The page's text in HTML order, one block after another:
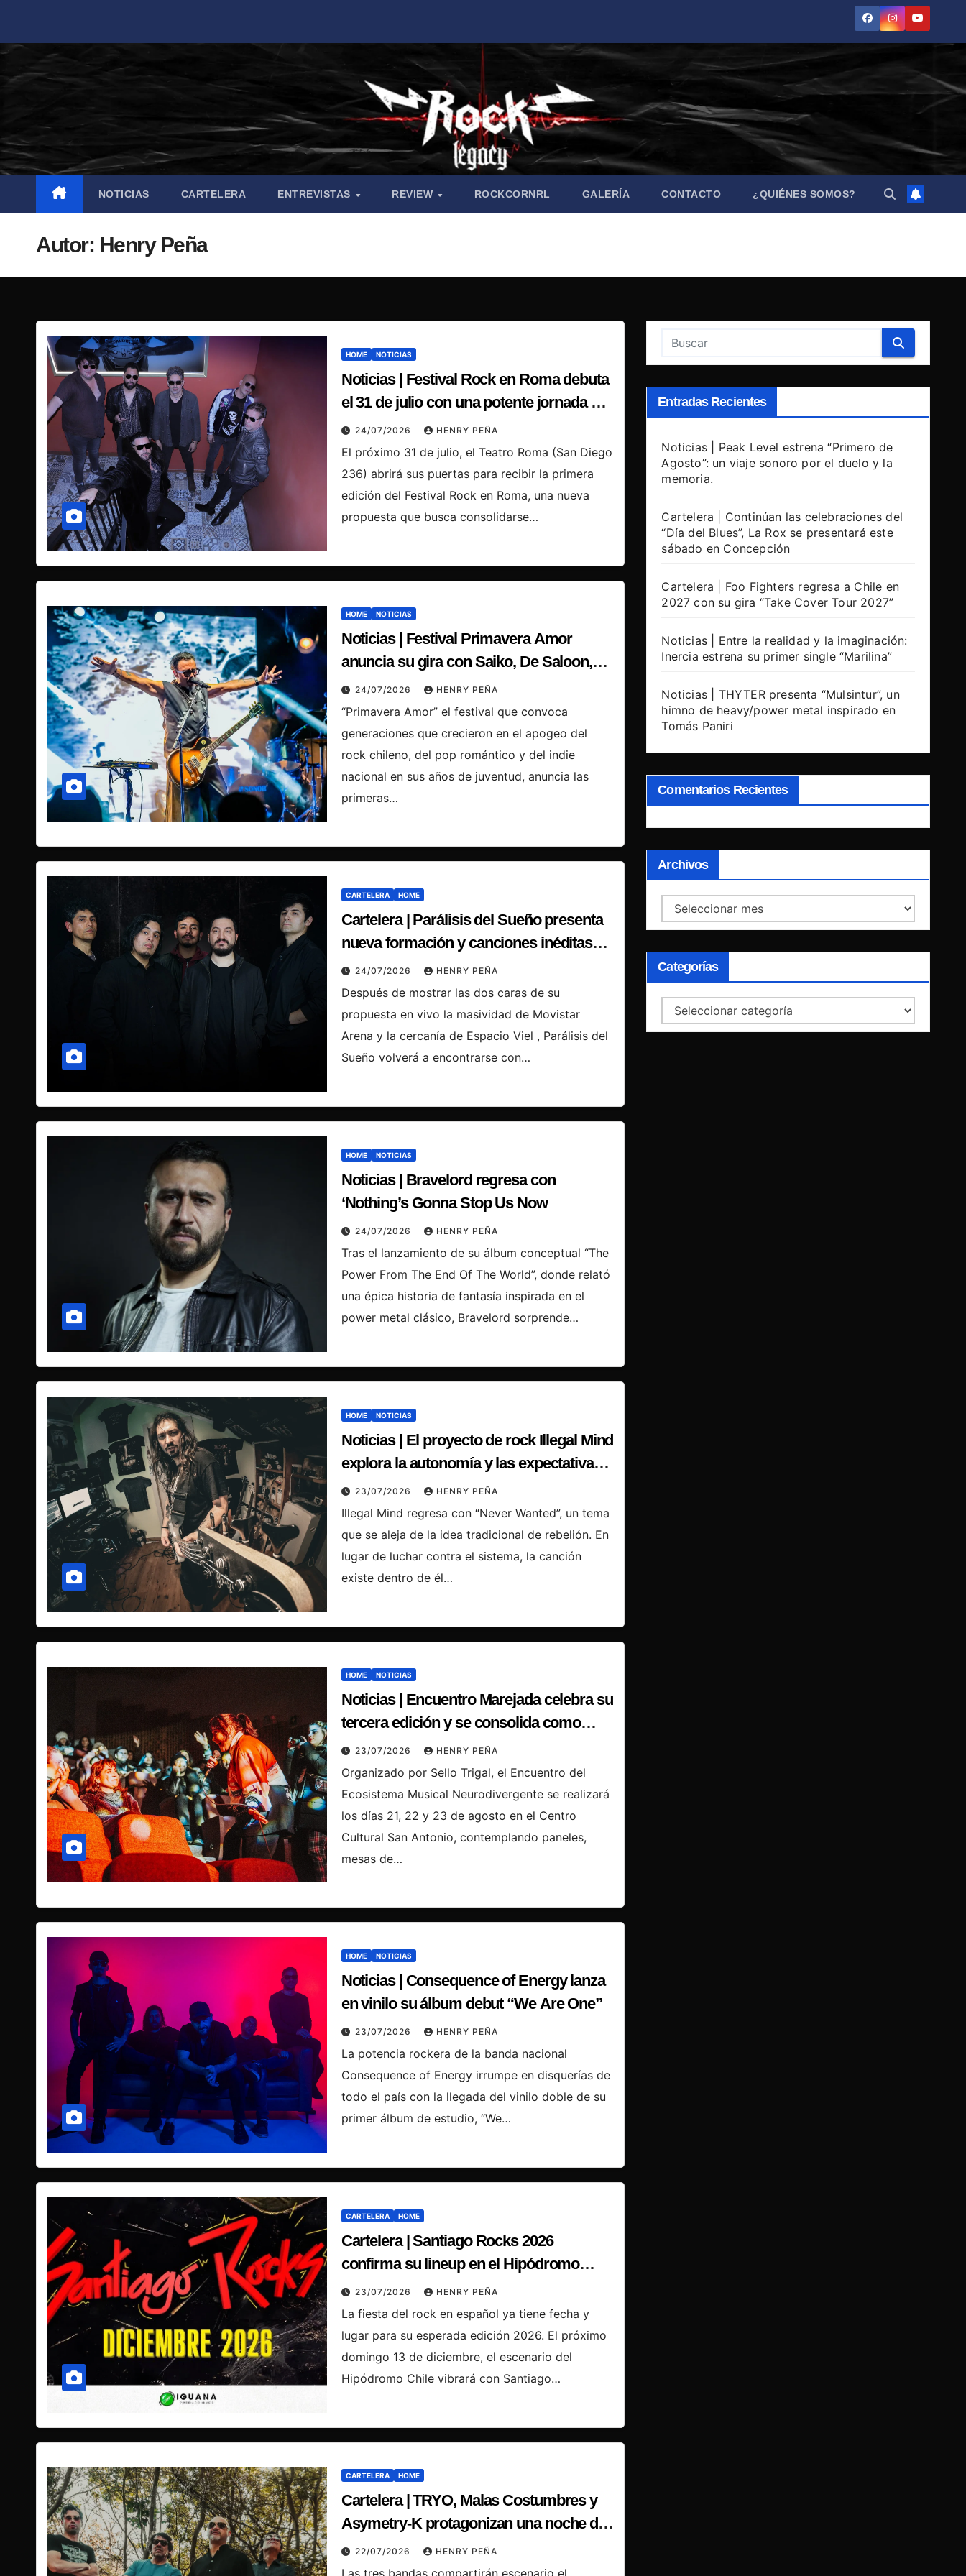
contenido
NOTICIAS CARTELERA ENTREVISTAS REVIEW ROCKCORNRL GALERÍA CONTACTO ¿QUIÉNES SOMOS?
Autor: Henry Peña
HOME NOTICIAS
Noticias | Festival Rock en Roma debuta
el 31 de julio con una potente jornada de
música en vivo
24/07/2026 HENRY PEÑA
El próximo 31 de julio, el Teatro Roma (San Diego
236) abrirá sus puertas para recibir la primera
edición del Festival Rock en Roma, una nueva
propuesta que busca consolidarse…
HOME NOTICIAS
Noticias | Festival Primavera Amor
anuncia su gira con Saiko, De Saloon,
Glup, Anttonias y Claudio Valenzuela
24/07/2026 HENRY PEÑA
“Primavera Amor” el festival que convoca
generaciones que crecieron en el apogeo del
rock chileno, del pop romántico y del indie
nacional en sus años de juventud, anuncia las
primeras…
CARTELERA HOME
Cartelera | Parálisis del Sueño presenta
nueva formación y canciones inéditas
este 24 de julio en Crearock
24/07/2026 HENRY PEÑA
Después de mostrar las dos caras de su
propuesta en vivo la masividad de Movistar
Arena y la cercanía de Espacio Viel , Parálisis del
Sueño volverá a encontrarse con…
HOME NOTICIAS
Noticias | Bravelord regresa con
‘Nothing’s Gonna Stop Us Now
24/07/2026 HENRY PEÑA
Tras el lanzamiento de su álbum conceptual “The
Power From The End Of The World”, donde relató
una épica historia de fantasía inspirada en el
power metal clásico, Bravelord sorprende…
HOME NOTICIAS
Noticias | El proyecto de rock Illegal Mind
explora la autonomía y las expectativas
sociales en “Never Wanted”
23/07/2026 HENRY PEÑA
Illegal Mind regresa con “Never Wanted”, un tema
que se aleja de la idea tradicional de rebelión. En
lugar de luchar contra el sistema, la canción
existe dentro de él…
HOME NOTICIAS
Noticias | Encuentro Marejada celebra su
tercera edición y se consolida como
referente de la música independiente en
Chile
23/07/2026 HENRY PEÑA
Organizado por Sello Trigal, el Encuentro del
Ecosistema Musical Neurodivergente se realizará
los días 21, 22 y 23 de agosto en el Centro
Cultural San Antonio, contemplando paneles,
mesas de…
HOME NOTICIAS
Noticias | Consequence of Energy lanza
en vinilo su álbum debut “We Are One”
23/07/2026 HENRY PEÑA
La potencia rockera de la banda nacional
Consequence of Energy irrumpe en disquerías de
todo el país con la llegada del vinilo doble de su
primer álbum de estudio, “We…
CARTELERA HOME
Cartelera | Santiago Rocks 2026
confirma su lineup en el Hipódromo
Chile
23/07/2026 HENRY PEÑA
La fiesta del rock en español ya tiene fecha y
lugar para su esperada edición 2026. El próximo
domingo 13 de diciembre, el escenario del
Hipódromo Chile vibrará con Santiago…
CARTELERA HOME
Cartelera | TRYO, Malas Costumbres y
Asymetry-K protagonizan una noche de
rock chileno en Valparaíso
22/07/2026 HENRY PEÑA
Entradas Recientes
Noticias | Peak Level estrena “Primero de
Agosto”: un viaje sonoro por el duelo y la
memoria.
Cartelera | Continúan las celebraciones del
“Día del Blues”, La Rox se presentará este
sábado en Concepción
Cartelera | Foo Fighters regresa a Chile en
2027 con su gira “Take Cover Tour 2027”
Noticias | Entre la realidad y la imaginación:
Inercia estrena su primer single “Marilina”
Noticias | THYTER presenta “Mulsintur”, un
himno de heavy/power metal inspirado en
Tomás Paniri
Comentarios Recientes
Archivos
Archivos
Categorías
Categorías